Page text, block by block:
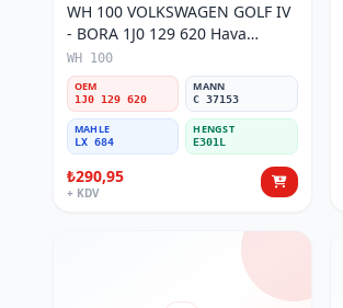
WH 100 VOLKSWAGEN GOLF IV
- BORA 1J0 129 620 Hava
Filtresi
WH 100
OEM
1J0 129 620
MANN
C 37153
MAHLE
LX 684
HENGST
E301L
₺290,95
+ KDV